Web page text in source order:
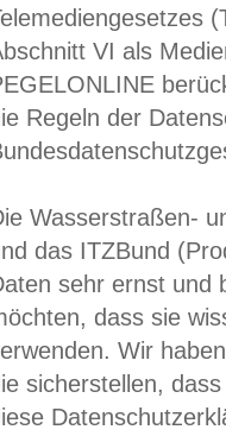
VI als
Regeln der
Wasserstraßen-
das ITZBund
sehr ernst und
dass sie
Wir
sicherstellen,